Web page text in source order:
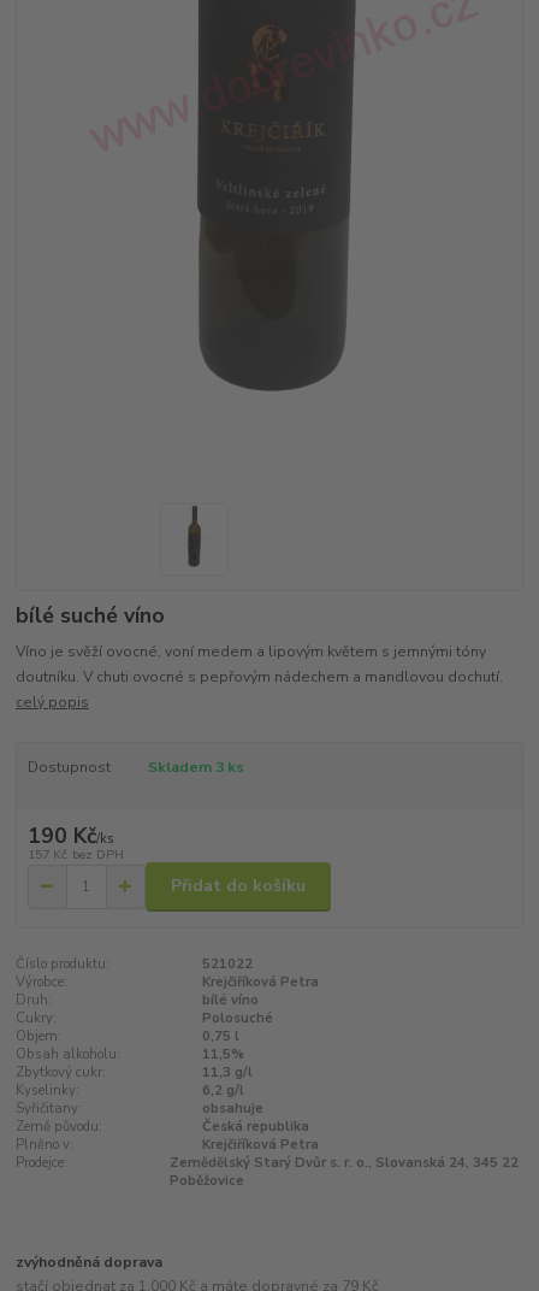
bílé suché víno
Víno je svěží ovocné, voní medem a lipovým květem s jemnými tóny
doutníku. V chuti ovocné s pepřovým nádechem a mandlovou dochutí.
celý popis
Dostupnost Skladem 3 ks
190 Kč/ks
157 Kč bez DPH
Přidat do košíku
Číslo produktu:
521022
Výrobce:
Krejčiříková Petra
Druh:
bílé víno
Cukry:
Polosuché
Objem:
0,75 l
Obsah alkoholu:
11,5%
Zbytkový cukr:
11,3 g/l
Kyselinky:
6,2 g/l
Syřičitany:
obsahuje
Země původu:
Česká republika
Plněno v:
Krejčiříková Petra
Prodejce:
Zemědělský Starý Dvůr s. r. o., Slovanská 24, 345 22
Poběžovice
zvýhodněná doprava
stačí objednat za 1.000 Kč a máte dopravné za 79 Kč